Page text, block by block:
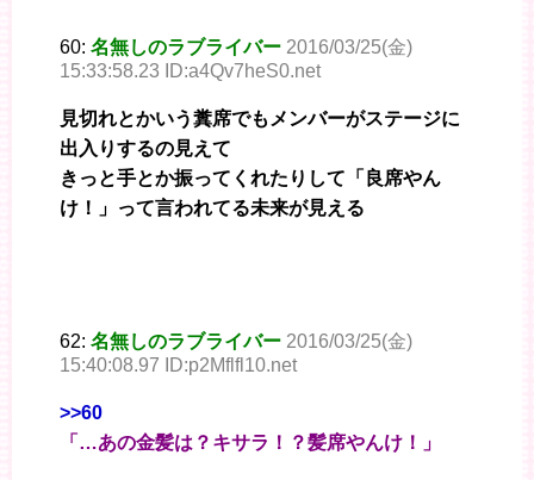
60: 名無しのラブライバー 2016/03/25(金)
15:33:58.23 ID:a4Qv7heS0.net
見切れとかいう糞席でもメンバーがステージに
出入りするの見えて
きっと手とか振ってくれたりして「良席やん
け！」って言われてる未来が見える
62: 名無しのラブライバー 2016/03/25(金)
15:40:08.97 ID:p2Mflfl10.net
>>60
「…あの金髪は？キサラ！？髪席やんけ！」